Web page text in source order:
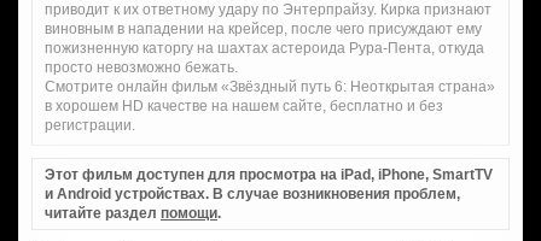
приводит к их ответному удару по Энтерпрайзу. Кирка признают
виновным в нападении на крейсер, после чего присуждают ему
пожизненную каторгу на шахтах астероида Рура-Пента, откуда
просто невозможно бежать.
Смотрите онлайн фильм «Звёздный путь 6: Неоткрытая страна»
в хорошем HD качестве на нашем сайте, бесплатно и без
регистрации.
Этот фильм доступен для просмотра на iPad, iPhone, SmartTV
и Android устройствах. В случае возникновения проблем,
читайте раздел помощи.